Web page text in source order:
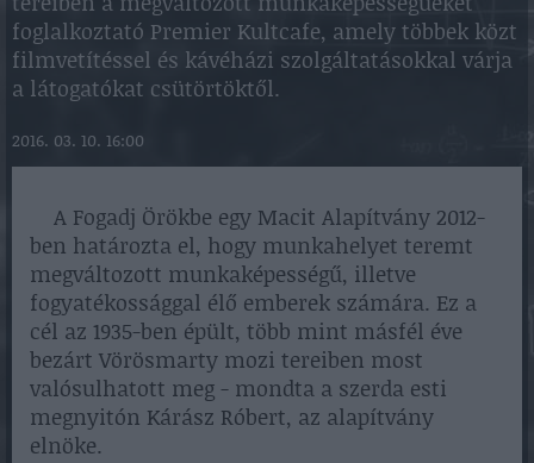
foglalkoztató Premier Kultcafe, amely többek közt
filmvetítéssel és kávéházi szolgáltatásokkal várja
a látogatókat csütörtöktől.
2016. 03. 10. 16:00
A Fogadj Örökbe egy Macit Alapítvány 2012-
ben határozta el, hogy munkahelyet teremt
megváltozott munkaképességű, illetve
fogyatékossággal élő emberek számára. Ez a
cél az 1935-ben épült, több mint másfél éve
bezárt Vörösmarty mozi tereiben most
valósulhatott meg - mondta a szerda esti
megnyitón Kárász Róbert, az alapítvány
elnöke.